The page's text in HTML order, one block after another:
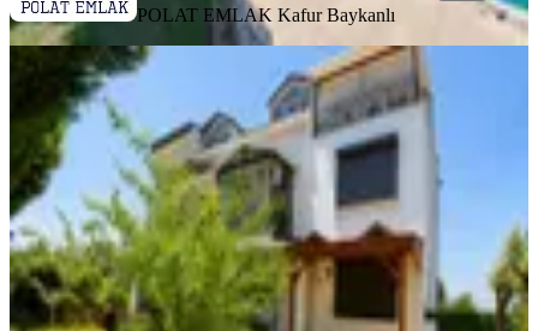
POLAT EMLAK Kafur Baykanlı
YENİ
Bahçeşehir 2. Kısım'da 3 Katlı Lüks
Başakşehir, Bahçeşehir 2. Kısım Mahallesi
4+1 · 320 m²· 06.08.2026
85.000 ₺